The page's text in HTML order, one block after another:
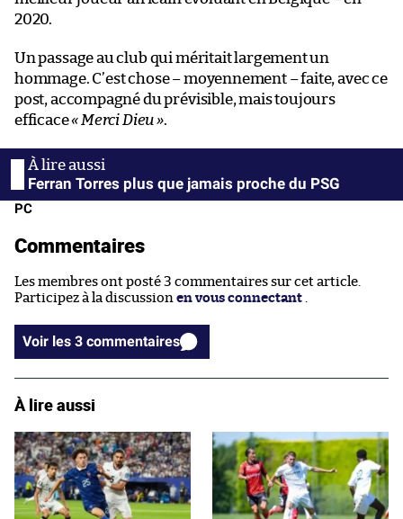
2020.
Un passage au club qui méritait largement un
hommage. C’est chose – moyennement – faite, avec ce
post, accompagné du prévisible, mais toujours
efficace« Merci Dieu ».
Ferran Torres plus que jamais proche du PSG
PC
Commentaires
Les membres ont posté 3 commentaires sur cet article.
Participez à la discussion en vous connectant
Voir les 3 commentaires
À lire aussi